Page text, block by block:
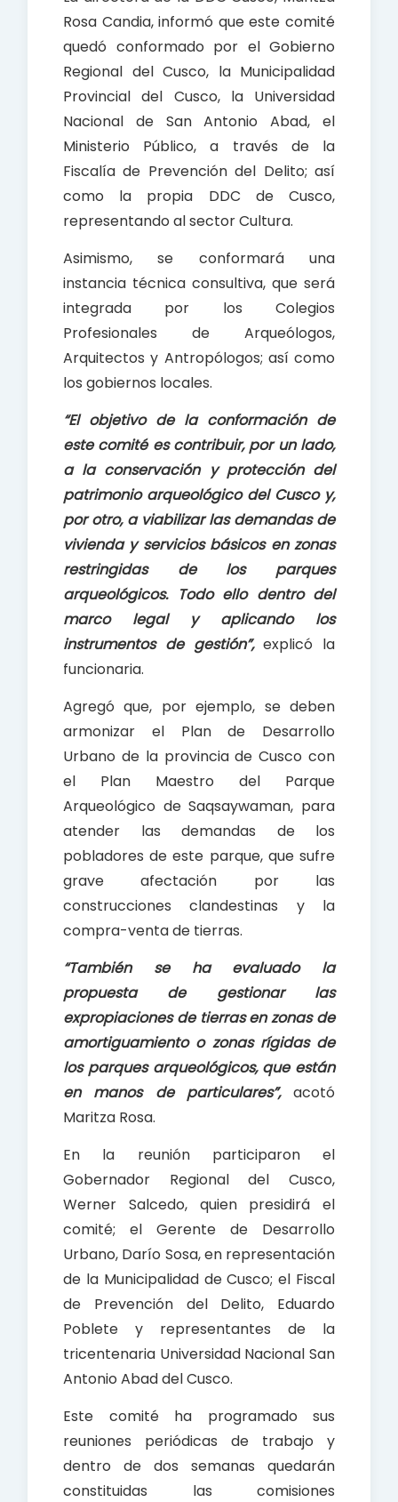
Rosa Candia, informó que este comité
quedó conformado por el Gobierno
Regional del Cusco, la Municipalidad
Provincial del Cusco, la Universidad
Nacional de San Antonio Abad, el
Ministerio Público, a través de la
Fiscalía de Prevención del Delito; así
como la propia DDC de Cusco,
representando al sector Cultura.
Asimismo, se conformará una
instancia técnica consultiva, que será
integrada por los Colegios
Profesionales de Arqueólogos,
Arquitectos y Antropólogos; así como
los gobiernos locales.
“El objetivo de la conformación de
este comité es contribuir, por un lado,
a la conservación y protección del
patrimonio arqueológico del Cusco y,
por otro, a viabilizar las demandas de
vivienda y servicios básicos en zonas
restringidas de los parques
arqueológicos. Todo ello dentro del
marco legal y aplicando los
instrumentos de gestión”,explicó la
funcionaria.
Agregó que, por ejemplo, se deben
armonizar el Plan de Desarrollo
Urbano de la provincia de Cusco con
el Plan Maestro del Parque
Arqueológico de Saqsaywaman, para
atender las demandas de los
pobladores de este parque, que sufre
grave afectación por las
construcciones clandestinas y la
compra-venta de tierras.
“También se ha evaluado la
propuesta de gestionar las
expropiaciones de tierras en zonas de
amortiguamiento o zonas rígidas de
los parques arqueológicos, que están
en manos de particulares”,acotó
Maritza Rosa.
En la reunión participaron el
Gobernador Regional del Cusco,
Werner Salcedo, quien presidirá el
comité; el Gerente de Desarrollo
Urbano, Darío Sosa, en representación
de la Municipalidad de Cusco; el Fiscal
de Prevención del Delito, Eduardo
Poblete y representantes de la
tricentenaria Universidad Nacional San
Antonio Abad del Cusco.
Este comité ha programado sus
reuniones periódicas de trabajo y
dentro de dos semanas quedarán
constituidas las comisiones